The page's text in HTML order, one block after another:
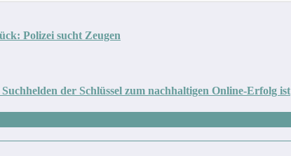
Polizei sucht Zeugen
der Schlüssel zum nachhaltigen Online-Erfolg ist